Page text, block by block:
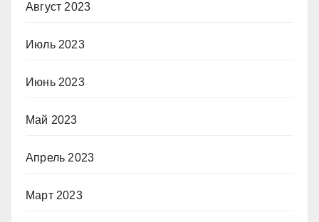
Август 2023
Июль 2023
Июнь 2023
Май 2023
Апрель 2023
Март 2023